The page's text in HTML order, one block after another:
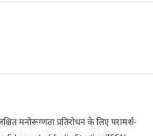
मनोरूग्णता प्रतिरोधन के लिए परामर्श-